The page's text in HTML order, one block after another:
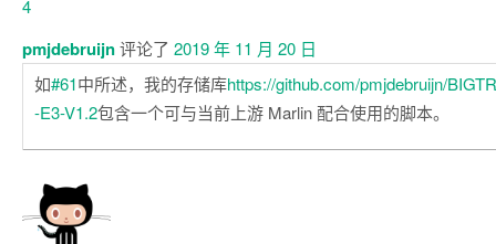
pmjdebruijn评论了 2019 年 11 月 20 日
如#61中所述，我的存储库https://github.com/pmjdebruijn/
-E3-V1.2包含一个可与当前上游 Marlin 配合使用的脚本。